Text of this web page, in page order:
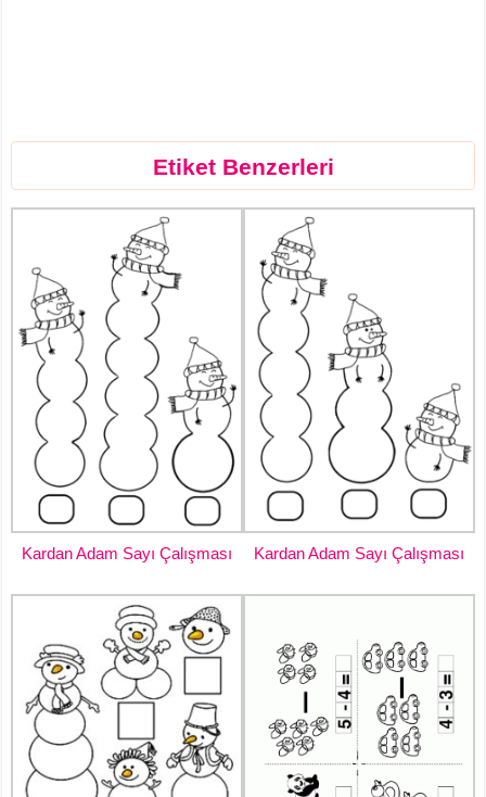
Etiket Benzerleri
Kardan Adam Sayı Çalışması Kardan Adam Sayı Çalışması